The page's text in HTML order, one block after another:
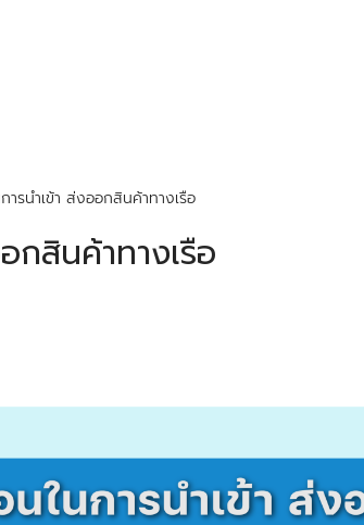
ารนำเข้า ส่งออกสินค้าทางเรือ
กสินค้าทางเรือ